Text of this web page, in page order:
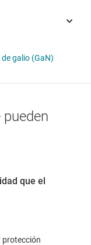
galio (GaN)
que el
protección